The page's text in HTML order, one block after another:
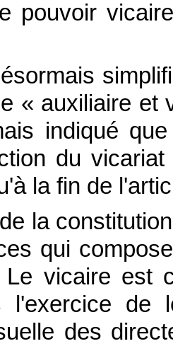
pouvoir
« auxiliaire et
indiqué
du
la fin de
la
qui
vicaire est
l'exercice de
des